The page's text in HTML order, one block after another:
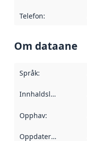
Telefon:
Om dataane
Språk:
Innhaldsleverandørar
Opphav:
Oppdateringsfrekvens